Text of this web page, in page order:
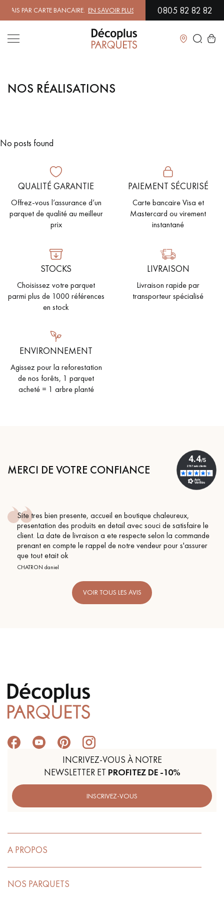
PAR CARTE BANCAIRE. EN SAVOIR PLUS | PROFITEZ DE NOS
0805 82 82 82
Fermer
LES RECHERCHES LES PLUS COURANTES
PARQUET EN BOIS EXOTIQUE PARQUET VERNIS
PARQUET HUILÉ PARQUET EN BOIS BRUT
PARQUET VIEILLI PARQUET FUMÉ
PARQUET LAMES LARGES XXL PARQUET EN CHÊNE
D'INTÉRIEUR
Nos conseillers sont disponibles au
0805 82 82 82
Un expert Décoplus Parquets vous appelle
Demandez un rendez-vous personnalisé
NOS RÉALISATIONS
No posts found
QUALITÉ GARANTIE
Offrez-vous l’assurance d’un
parquet de qualité au meilleur
prix
PAIEMENT SÉCURISÉ
Carte bancaire Visa et
Mastercard ou virement
instantané
STOCKS
Choisissez votre parquet
parmi plus de 1000 références
en stock
LIVRAISON
Livraison rapide par
transporteur spécialisé
ENVIRONNEMENT
Agissez pour la reforestation
de nos forêts, 1 parquet
acheté = 1 arbre planté
MERCI DE VOTRE CONFIANCE
Site tres bien presente, accueil en boutique chaleureux,
presentation des produits en detail avec souci de satisfaire le
client. La date de livraison a ete respecte selon la commande
prenant en compte le rappel de notre vendeur pour s'assurer
que tout etait ok
CHATRON daniel
VOIR TOUS LES AVIS
INCRIVEZ-VOUS À NOTRE
NEWSLETTER ET PROFITEZ DE -10%
INSCRIVEZ-VOUS
A PROPOS
NOS PARQUETS